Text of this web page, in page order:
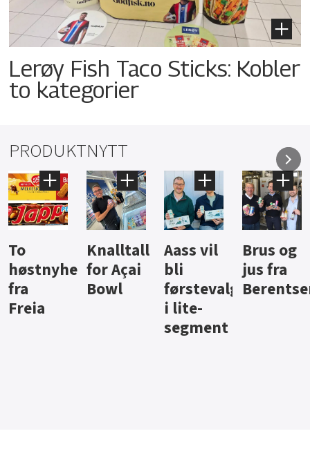
Lerøy Fish Taco Sticks: Kobler
to kategorier
PRODUKTNYTT
Knalltall
for Açai
Bowl
Aass vil
bli
førstevalg
Brus og
jus fra
Berentsen
Hard
iste fra
Hansa